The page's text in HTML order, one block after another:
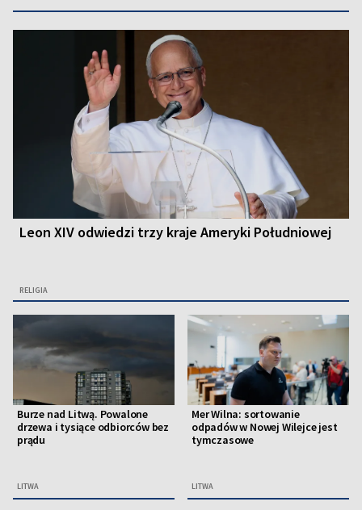
Leon XIV odwiedzi trzy kraje Ameryki Południowej
RELIGIA
Burze nad Litwą. Powalone
drzewa i tysiące odbiorców bez
prądu
LITWA
Mer Wilna: sortowanie
odpadów w Nowej Wilejce jest
tymczasowe
LITWA